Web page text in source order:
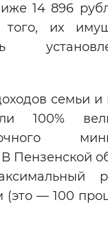
14 896
их
семьи
100%
Пензенской
(это — 100